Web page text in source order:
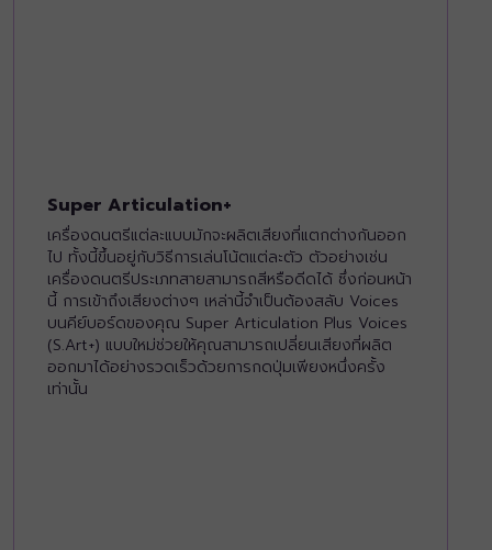
Super Articulation+
เครื่องดนตรีแต่ละแบบมักจะผลิตเสียงที่แตกต่างกันออก
ไป ทั้งนี้ขึ้นอยู่กับวิธีการเล่นโน้ตแต่ละตัว ตัวอย่างเช่น
เครื่องดนตรีประเภทสายสามารถสีหรือดีดได้ ซึ่งก่อนหน้า
นี้ การเข้าถึงเสียงต่างๆ เหล่านี้จำเป็นต้องสลับ Voices
บนคีย์บอร์ดของคุณ Super Articulation Plus Voices
(S.Art+) แบบใหม่ช่วยให้คุณสามารถเปลี่ยนเสียงที่ผลิต
ออกมาได้อย่างรวดเร็วด้วยการกดปุ่มเพียงหนึ่งครั้ง
เท่านั้น